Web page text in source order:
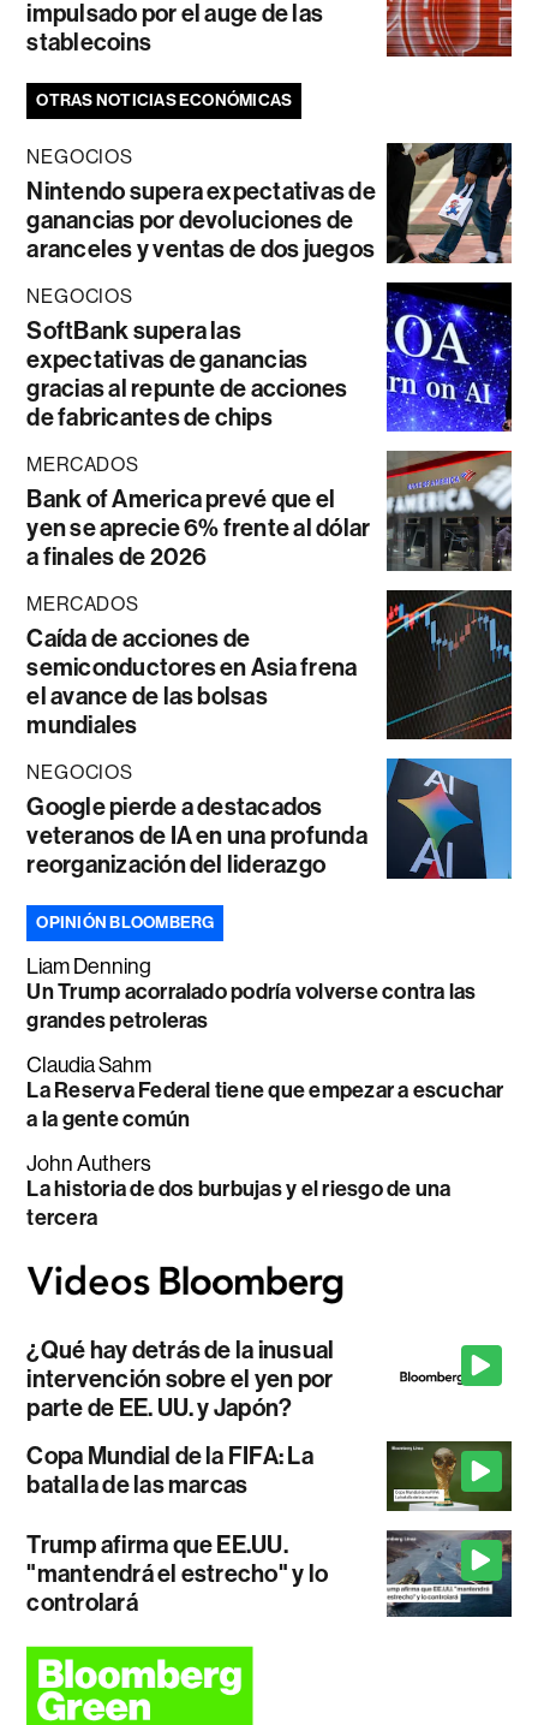
impulsado por el auge de las
stablecoins
OTRAS NOTICIAS ECONÓMICAS
NEGOCIOS
Nintendo supera expectativas de
ganancias por devoluciones de
aranceles y ventas de dos juegos
NEGOCIOS
SoftBank supera las
expectativas de ganancias
gracias al repunte de acciones
de fabricantes de chips
MERCADOS
Bank of America prevé que el
yen se aprecie 6% frente al dólar
a finales de 2026
MERCADOS
Caída de acciones de
semiconductores en Asia frena
el avance de las bolsas
mundiales
NEGOCIOS
Google pierde a destacados
veteranos de IA en una profunda
reorganización del liderazgo
OPINIÓN BLOOMBERG
Liam Denning
Un Trump acorralado podría volverse contra las
grandes petroleras
Claudia Sahm
La Reserva Federal tiene que empezar a escuchar
a la gente común
John Authers
La historia de dos burbujas y el riesgo de una
tercera
¿Qué hay detrás de la inusual
intervención sobre el yen por
parte de EE. UU. y Japón?
Copa Mundial de la FIFA: La
batalla de las marcas
Trump afirma que EE.UU.
"mantendrá el estrecho" y lo
controlará